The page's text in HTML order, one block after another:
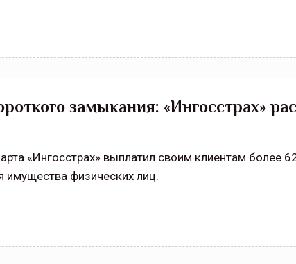
замыкания: «Ингосстрах»
«Ингосстрах» выплатил своим клиентам более
имущества физических лиц.